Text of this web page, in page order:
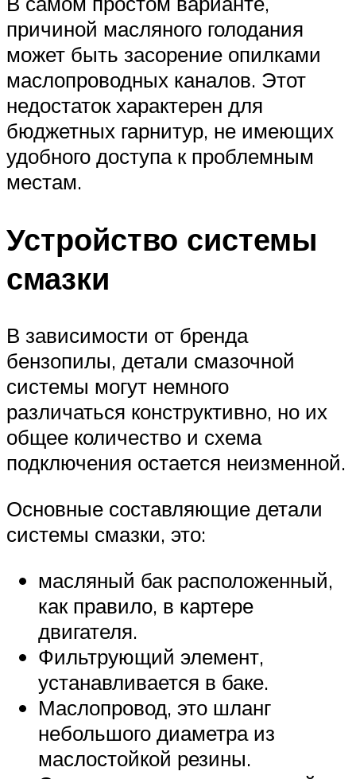
причиной масляного голодания
может быть засорение опилками
маслопроводных каналов. Этот
недостаток характерен для
бюджетных гарнитур, не имеющих
удобного доступа к проблемным
местам.
Устройство системы
смазки
В зависимости от бренда
бензопилы, детали смазочной
системы могут немного
различаться конструктивно, но их
общее количество и схема
подключения остается неизменной.
Основные составляющие детали
системы смазки, это:
масляный бак расположенный,
как правило, в картере
двигателя.
Фильтрующий элемент,
устанавливается в баке.
Маслопровод, это шланг
небольшого диаметра из
маслостойкой резины.